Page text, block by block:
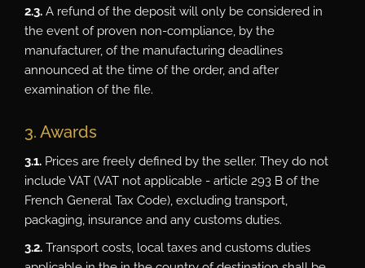
2.3. A refund of the deposit will only be considered in
the event of proven non-compliance, by the
manufacturer, of the manufacturing deadlines
announced at the time of the order, and after
examination of the file.
3. Awards
3.1. Prices are freely defined by the seller. They do not
include VAT (VAT not applicable - article 293 B of the
French General Tax Code), excluding transport,
packaging, insurance and any customs duties.
3.2. Transport costs, local taxes and customs duties